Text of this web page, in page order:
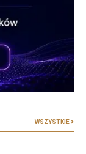
WSZYSTKIE